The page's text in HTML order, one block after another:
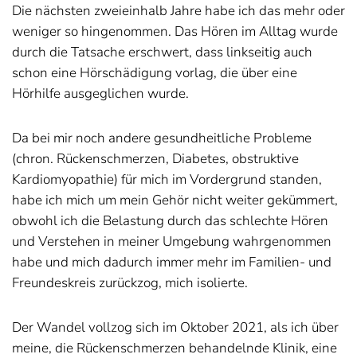
Die nächsten zweieinhalb Jahre habe ich das mehr oder
weniger so hingenommen. Das Hören im Alltag wurde
durch die Tatsache erschwert, dass linkseitig auch
schon eine Hörschädigung vorlag, die über eine
Hörhilfe ausgeglichen wurde.
Da bei mir noch andere gesundheitliche Probleme
(chron. Rückenschmerzen, Diabetes, obstruktive
Kardiomyopathie) für mich im Vordergrund standen,
habe ich mich um mein Gehör nicht weiter gekümmert,
obwohl ich die Belastung durch das schlechte Hören
und Verstehen in meiner Umgebung wahrgenommen
habe und mich dadurch immer mehr im Familien- und
Freundeskreis zurückzog, mich isolierte.
Der Wandel vollzog sich im Oktober 2021, als ich über
meine, die Rückenschmerzen behandelnde Klinik, eine